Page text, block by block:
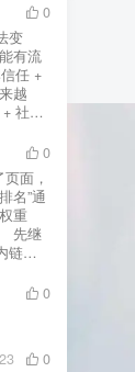
0
变
有流
任 +
越
社媒
再当 0
面，
名”通
重
先继
链，
0
0